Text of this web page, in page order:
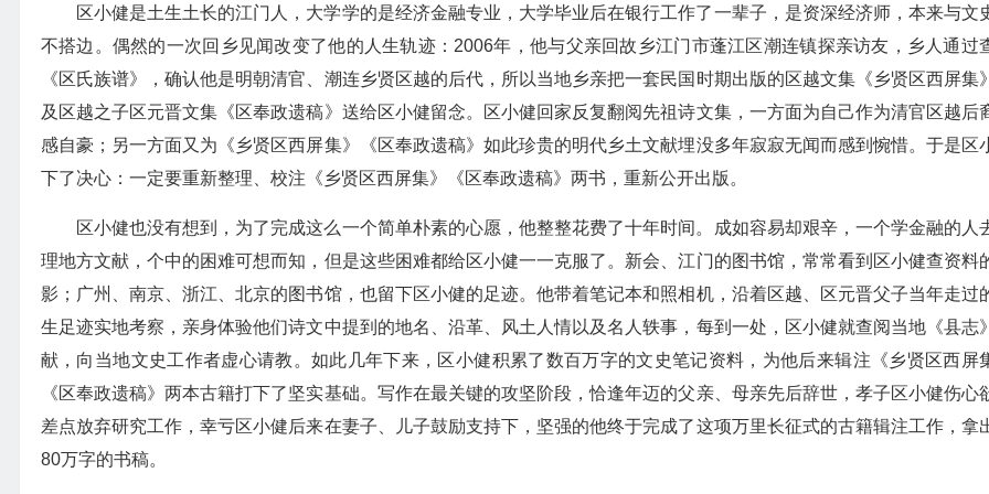
区小健是土生土长的江门人，大学学的是经济金融专业，大学毕业后在银行工作了一辈子，是资深经济师，本来与文
不搭边。偶然的一次回乡见闻改变了他的人生轨迹：2006年，他与父亲回故乡江门市蓬江区潮连镇探亲访友，乡人通过
《区氏族谱》，确认他是明朝清官、潮连乡贤区越的后代，所以当地乡亲把一套民国时期出版的区越文集《乡贤区西屏集
及区越之子区元晋文集《区奉政遗稿》送给区小健留念。区小健回家反复翻阅先祖诗文集，一方面为自己作为清官区越后
感自豪；另一方面又为《乡贤区西屏集》《区奉政遗稿》如此珍贵的明代乡土文献埋没多年寂寂无闻而感到惋惜。于是区
下了决心：一定要重新整理、校注《乡贤区西屏集》《区奉政遗稿》两书，重新公开出版。
区小健也没有想到，为了完成这么一个简单朴素的心愿，他整整花费了十年时间。成如容易却艰辛，一个学金融的人
理地方文献，个中的困难可想而知，但是这些困难都给区小健一一克服了。新会、江门的图书馆，常常看到区小健查资料
影；广州、南京、浙江、北京的图书馆，也留下区小健的足迹。他带着笔记本和照相机，沿着区越、区元晋父子当年走过
生足迹实地考察，亲身体验他们诗文中提到的地名、沿革、风土人情以及名人轶事，每到一处，区小健就查阅当地《县志
献，向当地文史工作者虚心请教。如此几年下来，区小健积累了数百万字的文史笔记资料，为他后来辑注《乡贤区西屏
《区奉政遗稿》两本古籍打下了坚实基础。写作在最关键的攻坚阶段，恰逢年迈的父亲、母亲先后辞世，孝子区小健伤心
差点放弃研究工作，幸亏区小健后来在妻子、儿子鼓励支持下，坚强的他终于完成了这项万里长征式的古籍辑注工作，拿
80万字的书稿。